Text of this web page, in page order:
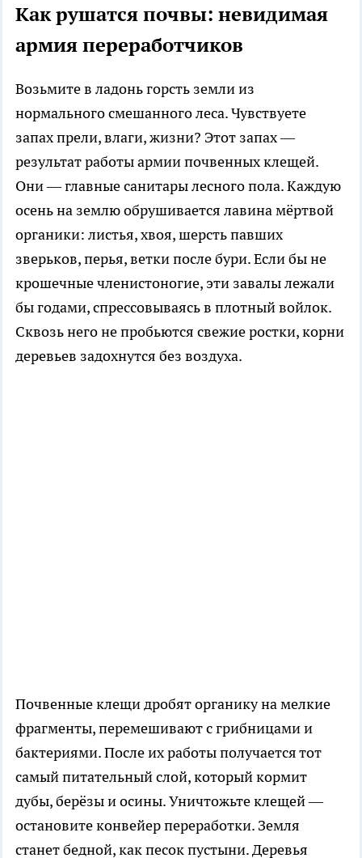
Как рушатся почвы: невидимая
армия переработчиков
Возьмите в ладонь горсть земли из
нормального смешанного леса. Чувствуете
запах прели, влаги, жизни? Этот запах —
результат работы армии почвенных клещей.
Они — главные санитары лесного пола. Каждую
осень на землю обрушивается лавина мёртвой
органики: листья, хвоя, шерсть павших
зверьков, перья, ветки после бури. Если бы не
крошечные членистоногие, эти завалы лежали
бы годами, спрессовываясь в плотный войлок.
Сквозь него не пробьются свежие ростки, корни
деревьев задохнутся без воздуха.
Почвенные клещи дробят органику на мелкие
фрагменты, перемешивают с грибницами и
бактериями. После их работы получается тот
самый питательный слой, который кормит
дубы, берёзы и осины. Уничтожьте клещей —
остановите конвейер переработки. Земля
станет бедной, как песок пустыни. Деревья